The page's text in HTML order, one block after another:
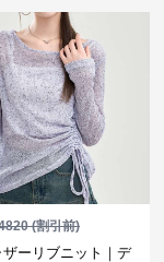
(割引前)
ーリブニット｜デ